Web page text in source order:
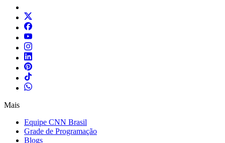
Mais
Equipe CNN Brasil
Grade de Programação
Blogs